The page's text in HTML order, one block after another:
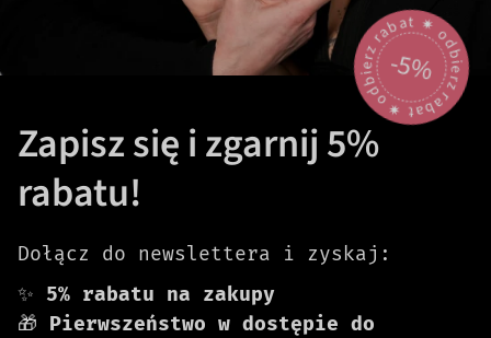
odbierz rabat 🟎 odbierz rabat 🟎
-5%
Zapisz się i zgarnij 5%
rabatu!
Dołącz do newslettera i zyskaj:
✨ 5% rabatu na zakupy
🎁 Pierwszeństwo w dostępie do